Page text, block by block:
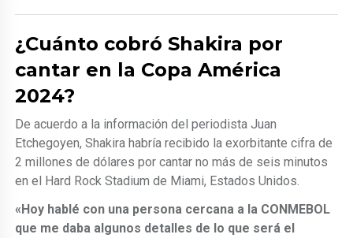
¿Cuánto cobró Shakira por
cantar en la Copa América
2024?
De acuerdo a la información del periodista Juan
Etchegoyen, Shakira habría recibido la exorbitante cifra de
2 millones de dólares por cantar no más de seis minutos
en el Hard Rock Stadium de Miami, Estados Unidos.
«Hoy hablé con una persona cercana a la CONMEBOL
que me daba algunos detalles de lo que será el